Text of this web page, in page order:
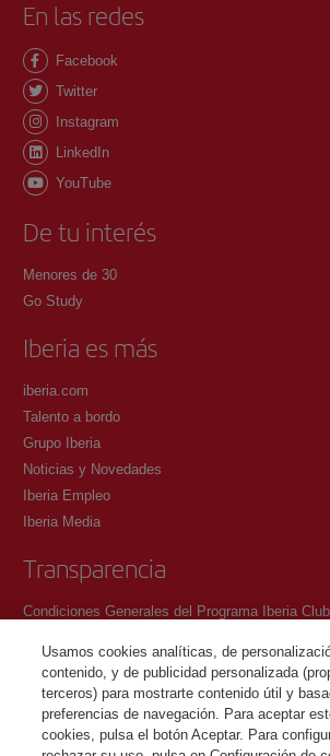
En las redes
Facebook
Twitter
Instagram
LinkedIn
YouTube
De tu interés
Menores de 30
Go Study
Iberia es más
iberia.com
Talento a bordo
Grupo Iberia
Noticias y Novedades
Iberia Empleo
Iberia Media
Transparencia
Condiciones Generales del Programa Iberia Club
Política de protección de datos personales
Gestión y Política de cookies
Contacto
Usamos cookies analíticas, de
contenido, y de publicidad personalizada
terceros) para mostrarte contenido útil y
preferencias de navegación. Para aceptar
cookies, pulsa el botón Aceptar. Para